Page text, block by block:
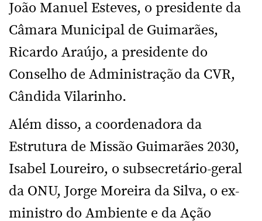
João Manuel Esteves, o presidente da
Câmara Municipal de Guimarães,
Ricardo Araújo, a presidente do
Conselho de Administração da CVR,
Cândida Vilarinho.
Além disso, a coordenadora da
Estrutura de Missão Guimarães 2030,
Isabel Loureiro, o subsecretário-geral
da ONU, Jorge Moreira da Silva, o ex-
ministro do Ambiente e da Ação